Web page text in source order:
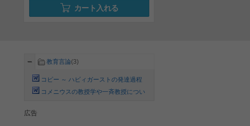
カート入れる
教育言論(3)
コピー ～ ハビィガーストの発達過程
20070209
コメニウスの教授学や一斉教授につい
広告